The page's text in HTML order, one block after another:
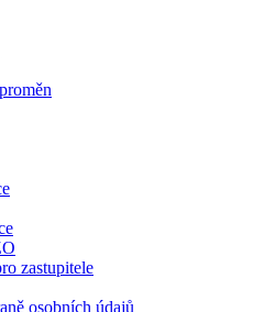
zastupitele
osobních údajů